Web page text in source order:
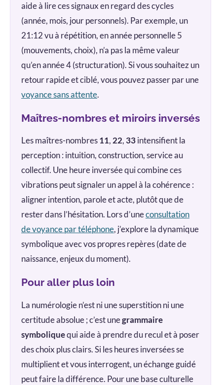
aide à lire ces signaux en regard des cycles
(année, mois, jour personnels). Par exemple, un
21:12 vu à répétition, en année personnelle 5
(mouvements, choix), n’a pas la même valeur
qu’en année 4 (structuration). Si vous souhaitez un
retour rapide et ciblé, vous pouvez passer par une
voyance sans attente.
Maîtres-nombres et miroirs inversés
Les maîtres-nombres 11, 22, 33 intensifient la
perception : intuition, construction, service au
collectif. Une heure inversée qui combine ces
vibrations peut signaler un appel à la cohérence :
aligner intention, parole et acte, plutôt que de
rester dans l’hésitation. Lors d’uneconsultation
de voyance par téléphone, j’explore la dynamique
symbolique avec vos propres repères (date de
naissance, enjeux du moment).
Pour aller plus loin
La numérologie n’est ni une superstition ni une
certitude absolue ; c’est unegrammaire
symboliquequi aide à prendre du recul et à poser
des choix plus clairs. Si les heures inversées se
multiplient et vous interrogent, un échange guidé
peut faire la différence. Pour une base culturelle